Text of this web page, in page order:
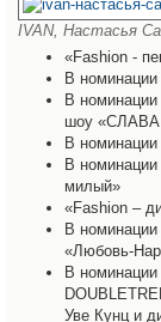
IVAN, Настасья
«Fashion -
В номинации
В
шоу
В
В
милый»
«Fashion –
В
«Любовь-
В
Уве Кунц и